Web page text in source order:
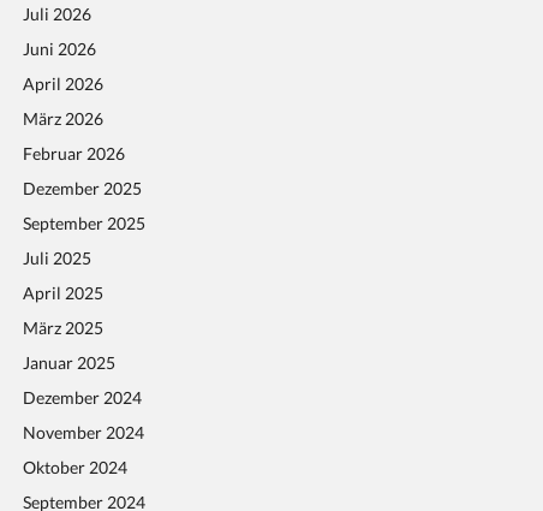
Juli 2026
Juni 2026
April 2026
März 2026
Februar 2026
Dezember 2025
September 2025
Juli 2025
April 2025
März 2025
Januar 2025
Dezember 2024
November 2024
Oktober 2024
September 2024